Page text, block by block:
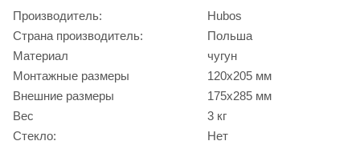
Производитель:
Hubos
Страна производитель:
Польша
Материал
чугун
Монтажные размеры
120х205 мм
Внешние размеры
175х285 мм
Вес
3 кг
Стекло:
Нет